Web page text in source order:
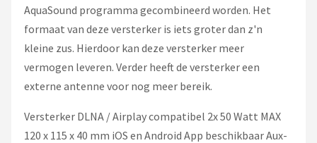
AquaSound programma gecombineerd worden. Het
formaat van deze versterker is iets groter dan z'n
kleine zus. Hierdoor kan deze versterker meer
vermogen leveren. Verder heeft de versterker een
externe antenne voor nog meer bereik.
Versterker DLNA / Airplay compatibel 2x 50 Watt MAX
120 x 115 x 40 mm iOS en Android App beschikbaar Aux-